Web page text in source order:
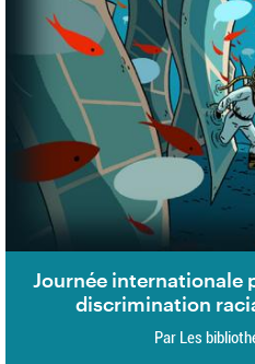
Journée internationale
discrimination
Par Les